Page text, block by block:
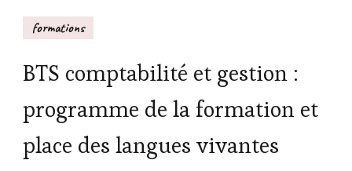
formations
BTS comptabilité et gestion :
programme de la formation et
place des langues vivantes